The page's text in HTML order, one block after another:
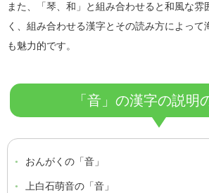
また、「琴、和」と組み合わせると和風な雰
く、組み合わせる漢字とその読み方によって
も魅力的です。
「音」の漢字の説明
おんがくの「音」
上白石萌音の「音」